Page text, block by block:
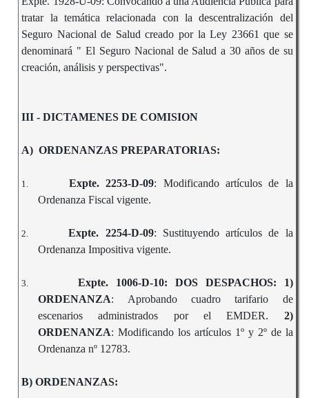
tratar la temática relacionada con la descentralización del
Seguro Nacional de Salud creado por la Ley 23661 que se
denominará " El Seguro Nacional de Salud a 30 años de su
creación, análisis y perspectivas".
III - DICTAMENES DE COMISION
A) ORDENANZAS PREPARATORIAS:
1. Expte. 2253-D-09: Modificando artículos de la
Ordenanza Fiscal vigente.
2. Expte. 2254-D-09: Sustituyendo artículos de la
Ordenanza Impositiva vigente.
3.
Expte. 1006-D-10: DOS DESPACHOS: 1)
ORDENANZA: Aprobando cuadro tarifario de
escenarios administrados por el EMDER. 2)
ORDENANZA: Modificando los artículos 1º y 2º de la
Ordenanza nº 12783.
B) ORDENANZAS: